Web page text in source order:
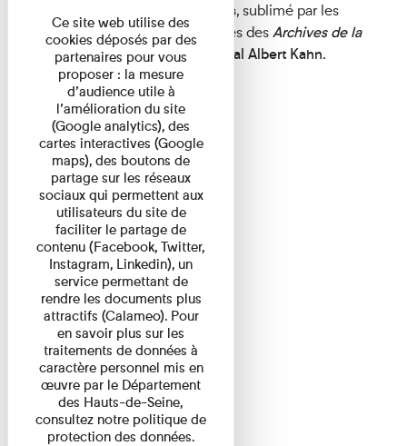
de Jean Cras, sublimé par les
photographies historiques issues desArchives de la
Planètedu Musée départemental Albert Kahn.
⇒EN SAVOIR PLUS
Ce site web utilise des
cookies déposés par des
partenaires pour vous
proposer : la mesure
d’audience utile à
l’amélioration du site
(Google analytics), des
cartes interactives (Google
maps), des boutons de
partage sur les réseaux
sociaux qui permettent aux
utilisateurs du site de
faciliter le partage de
contenu (Facebook, Twitter,
Instagram, Linkedin), un
service permettant de
rendre les documents plus
attractifs (Calameo). Pour
en savoir plus sur les
traitements de données à
caractère personnel mis en
œuvre par le Département
des Hauts-de-Seine,
consultez notre politique de
protection des données.